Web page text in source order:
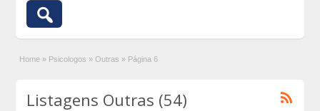
Home » Psicologos » Outras » Página 6
Listagens Outras (54)